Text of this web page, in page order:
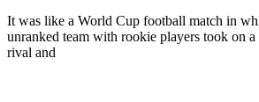
It was like a World Cup football match in
unranked team with rookie players took on
rival and